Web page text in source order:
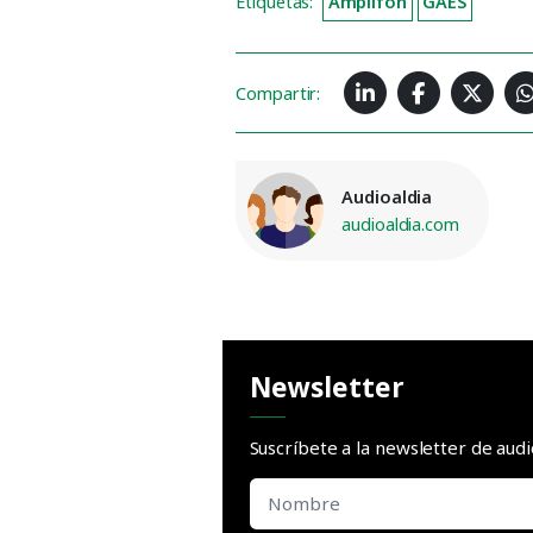
Compartir:
Audioaldia
audioaldia.com
Newsletter
Suscríbete a la newsletter de